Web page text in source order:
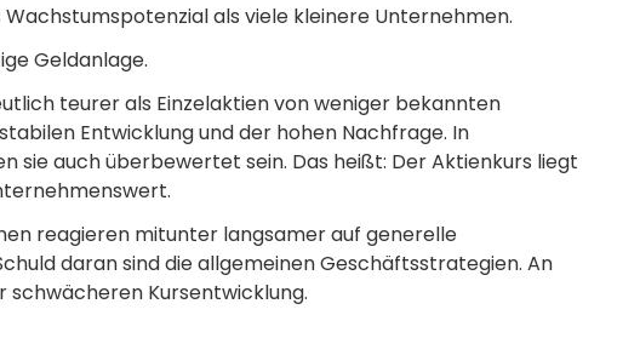
als viele kleinere Unternehmen.
Geldanlage.
teurer als Einzelaktien von weniger bekannten
Entwicklung und der hohen Nachfrage. In
sie auch überbewertet sein. Das heißt: Der Aktienkurs liegt
reagieren mitunter langsamer auf generelle
daran sind die allgemeinen Geschäftsstrategien. An
schwächeren Kursentwicklung.